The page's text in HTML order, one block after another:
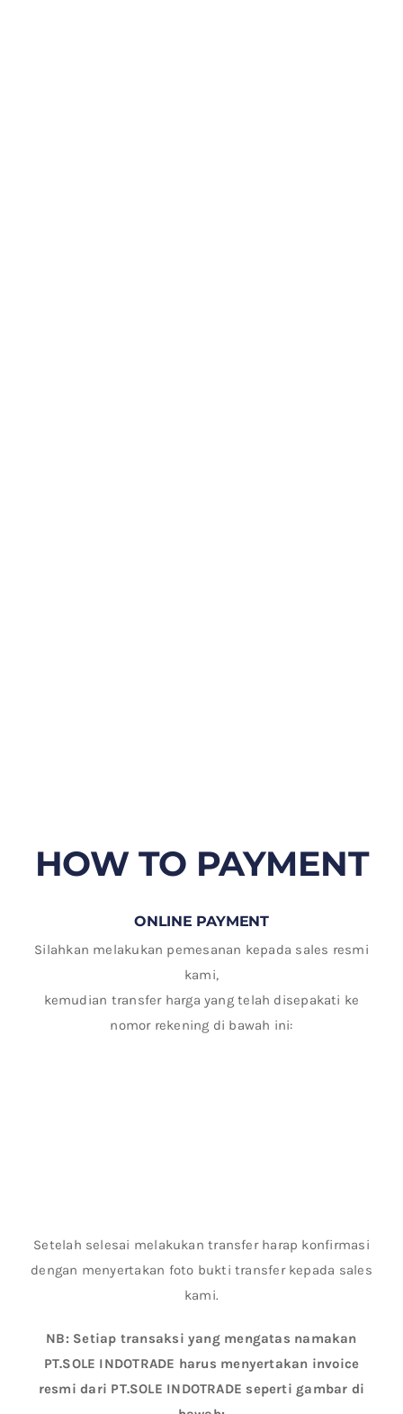
HOW TO PAYMENT
ONLINE PAYMENT
Silahkan melakukan pemesanan kepada sales resmi
kami,
kemudian transfer harga yang telah disepakati ke
nomor rekening di bawah ini:
Setelah selesai melakukan transfer harap konfirmasi
dengan menyertakan foto bukti transfer kepada sales
kami.
NB: Setiap transaksi yang mengatas namakan
PT.SOLE INDOTRADE harus menyertakan invoice
resmi dari PT.SOLE INDOTRADE seperti gambar di